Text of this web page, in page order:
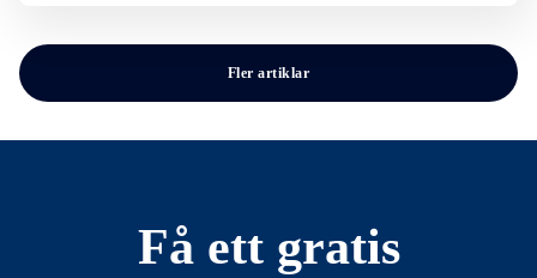
Fler artiklar
Få ett gratis